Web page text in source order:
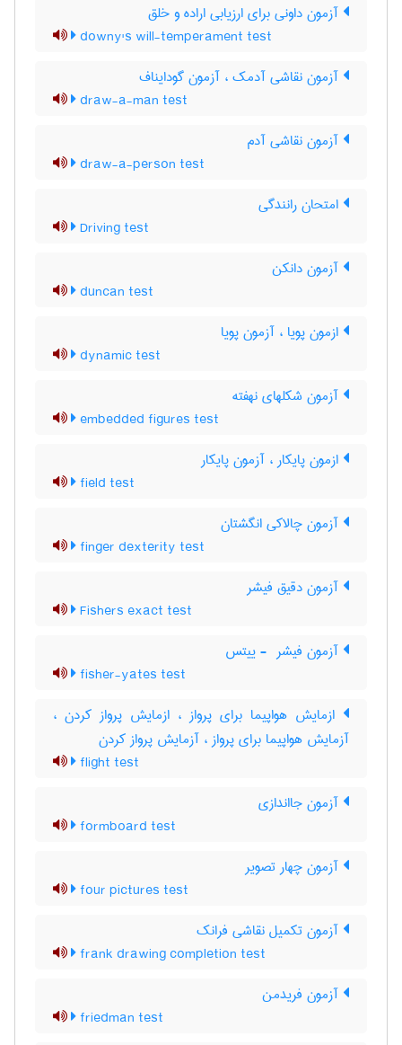
آزمون داونی برای ارزیابی اراده و خلق
downy's will-temperament test
آزمون نقاشی آدمک ، آزمون گودایناف
draw-a-man test
آزمون نقاشی آدم
draw-a-person test
امتحان رانندگی
Driving test
آزمون دانکن
duncan test
ازمون پویا ، آزمون پویا
dynamic test
آزمون شکلهای نهفته
embedded figures test
ازمون پایکار ، آزمون پایکار
field test
آزمون چالاکی انگشتان
finger dexterity test
آزمون دقیق فیشر
Fishers exact test
آزمون فیشر ‎ - ییتس
fisher-yates test
ازمایش هواپیما برای پرواز ، ازمایش پرواز کردن ،
آزمایش هواپیما برای پرواز ، آزمایش پرواز کردن
flight test
آزمون جااندازی
formboard test
آزمون چهار تصویر
four pictures test
آزمون تکمیل نقاشی فرانک
frank drawing completion test
آزمون فریدمن
friedman test